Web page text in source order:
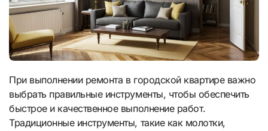
При выполнении ремонта в городской квартире важно
выбрать правильные инструменты, чтобы обеспечить
быстрое и качественное выполнение работ.
Традиционные инструменты, такие как молотки,